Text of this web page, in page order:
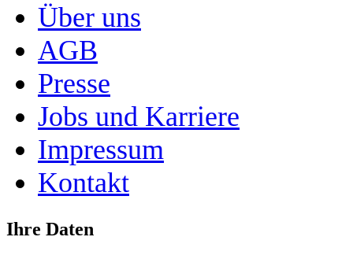
Über uns
AGB
Presse
Jobs und Karriere
Impressum
Kontakt
Ihre Daten